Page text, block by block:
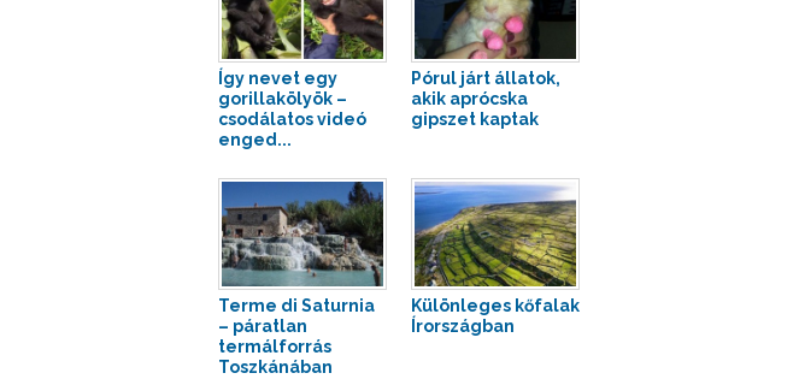
Így nevet egy
gorillakölyök –
csodálatos videó
enged...
Pórul járt állatok,
akik aprócska
gipszet kaptak
Terme di Saturnia
– páratlan
termálforrás
Toszkánában
Különleges kőfalak
Írországban